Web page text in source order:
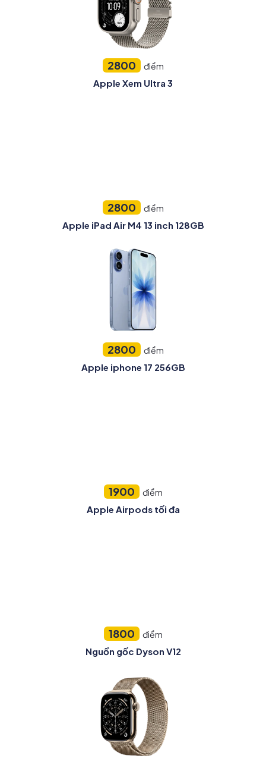
2800 điểm
Apple Xem Ultra 3
2800 điểm
Apple iPad Air M4 13 inch 128GB
2800 điểm
Apple iphone 17 256GB
1900 điểm
Apple Airpods tối đa
1800 điểm
Nguồn gốc Dyson V12